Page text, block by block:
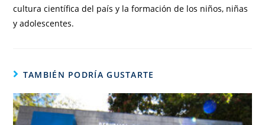
cultura científica del país y la formación de los niños, niñas
y adolescentes.
TAMBIÉN PODRÍA GUSTARTE